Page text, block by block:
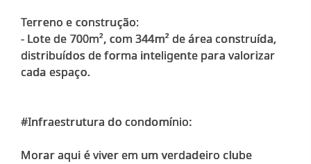
Terreno e construção:
- Lote de 700m², com 344m² de área construída,
distribuídos de forma inteligente para valorizar
cada espaço.
#Infraestrutura do condomínio:
Morar aqui é viver em um verdadeiro clube